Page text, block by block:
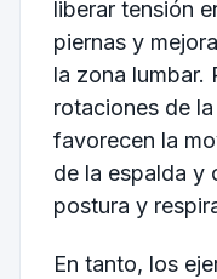
liberar tensión
piernas y
la zona lumbar.
rotaciones de
favorecen la
de la espalda y
postura y
En tanto, los